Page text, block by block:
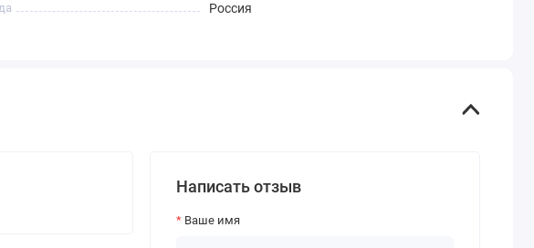
Россия
Написать отзыв
Ваше имя